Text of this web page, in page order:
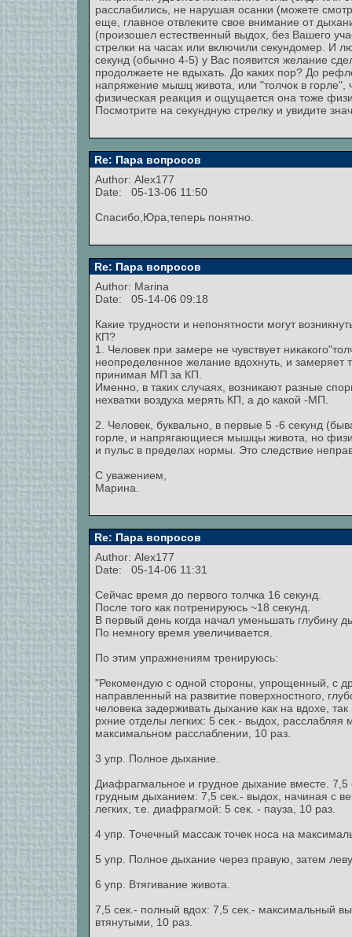
расслабились, не нарушая осанки (можете
еще, главное отвлеките свое внимание от
(произошел естественный выдох, без Вашего
стрелки на часах или включили секундомер. И
секунд (обычно 4-5) у Вас появится желание
продолжаете не вдыхать. До каких пор? До
напряжение мышц живота, или "толчок в горле",
физическая реакция и ощущается она тоже
Посмотрите на секундную стрелку и увидите
Re: Пара вопросов
Author: Alex177
Date: 05-13-06 11:50
Спасибо,Юра,теперь понятно.
Re: Пара вопросов
Author: Marina
Date: 05-14-06 09:18
Какие трудности и непонятности могут
КП?
1. Человек при замере не чувствует
неопределенное желание вдохнуть, и
принимая МП за КП.
Именно, в таких случаях, возникают разные
нехватки воздуха мерять КП, а до какой -МП.
2. Человек, буквально, в первые 5 -6 секунд
горле, и напрягающиеся мышцы живота, но
и пульс в пределах нормы. Это следствие
С уважением,
Марина.
Re: Пара вопросов
Author: Alex177
Date: 05-14-06 11:31
Сейчас время до первого толчка 16 секунд.
После того как потренируюсь ~18 секунд.
В первый день когда начал уменьшать глубину
По немногу время увеличивается.
По этим упражнениям тренируюсь:
"Рекомендую с одной стороны, упрощенный, с
направленный на развитие поверхностного,
человека задерживать дыхание как на вдохе,
рхние отделы легких: 5 сек.- выдох,
максимальном расслаблении, 10 раз.
3 упр. Полное дыхание.
Диафрагмальное и грудное дыхание вместе.
грудным дыханием: 7,5 сек.- выдох, начиная с
легких, т.е. диафрагмой: 5 сек. - пауза, 10 раз.
4 упр. Точечный массаж точек носа на
5 упр. Полное дыхание через правую, затем
6 упр. Втягивание живота.
7,5 сек.- полный вдох: 7,5 сек.- максимальный
втянутыми, 10 раз.